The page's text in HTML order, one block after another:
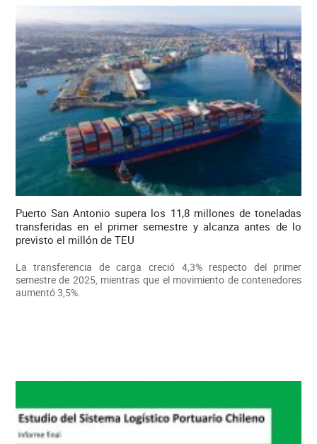
Puerto San Antonio supera los 11,8 millones de toneladas
transferidas en el primer semestre y alcanza antes de lo
previsto el millón de TEU
La transferencia de carga creció 4,3% respecto del primer
semestre de 2025, mientras que el movimiento de contenedores
aumentó 3,5%.